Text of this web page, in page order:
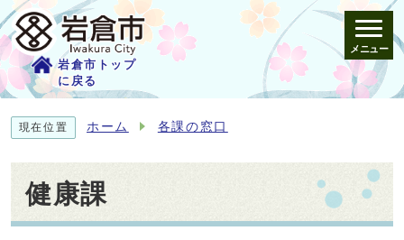
岩倉市トップ
に戻る
メニュー
現在位置 ホーム 各課の窓口
健康課